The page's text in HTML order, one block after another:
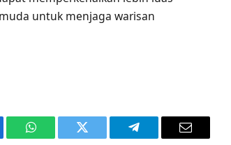
untuk menjaga warisan
WhatsAppTwitter Telegram Email